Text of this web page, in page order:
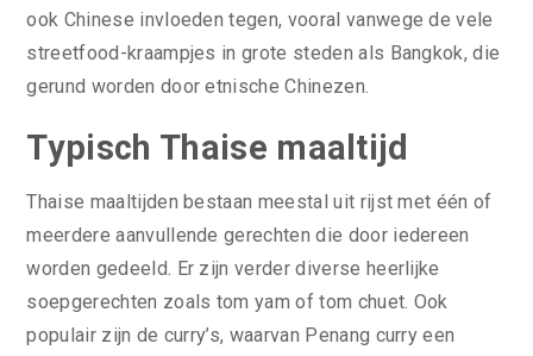
ook Chinese invloeden tegen, vooral vanwege de vele
streetfood-kraampjes in grote steden als Bangkok, die
gerund worden door etnische Chinezen.
Typisch Thaise maaltijd
Thaise maaltijden bestaan meestal uit rijst met één of
meerdere aanvullende gerechten die door iedereen
worden gedeeld. Er zijn verder diverse heerlijke
soepgerechten zoals tom yam of tom chuet. Ook
populair zijn de curry’s, waarvan Penang curry een